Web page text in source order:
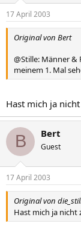
17 April 2003
Original von Bert
@Stille: Männer &
meinem 1. Mal
Hast mich ja
B Bert
Guest
17 April 2003
Original von
Hast mich ja nicht